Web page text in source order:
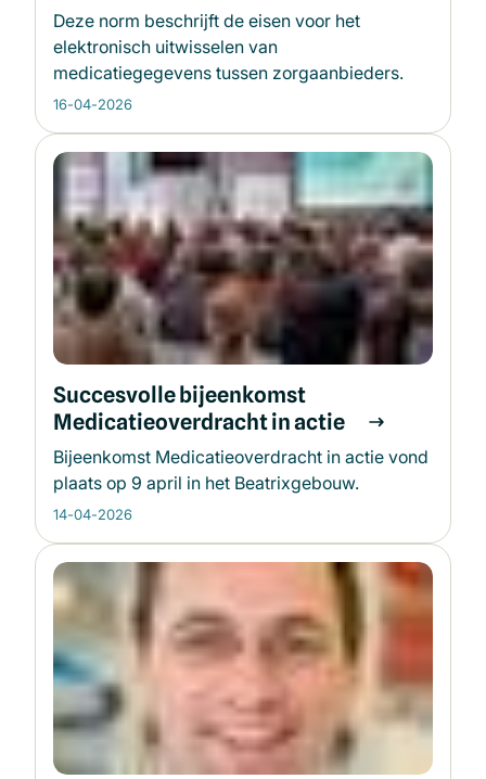
Deze norm beschrijft de eisen voor het
elektronisch uitwisselen van
medicatiegegevens tussen zorgaanbieders.
16-04-2026
Succesvolle bijeenkomst
Medicatieoverdracht in actie
Bijeenkomst Medicatieoverdracht in actie vond
plaats op 9 april in het Beatrixgebouw.
14-04-2026